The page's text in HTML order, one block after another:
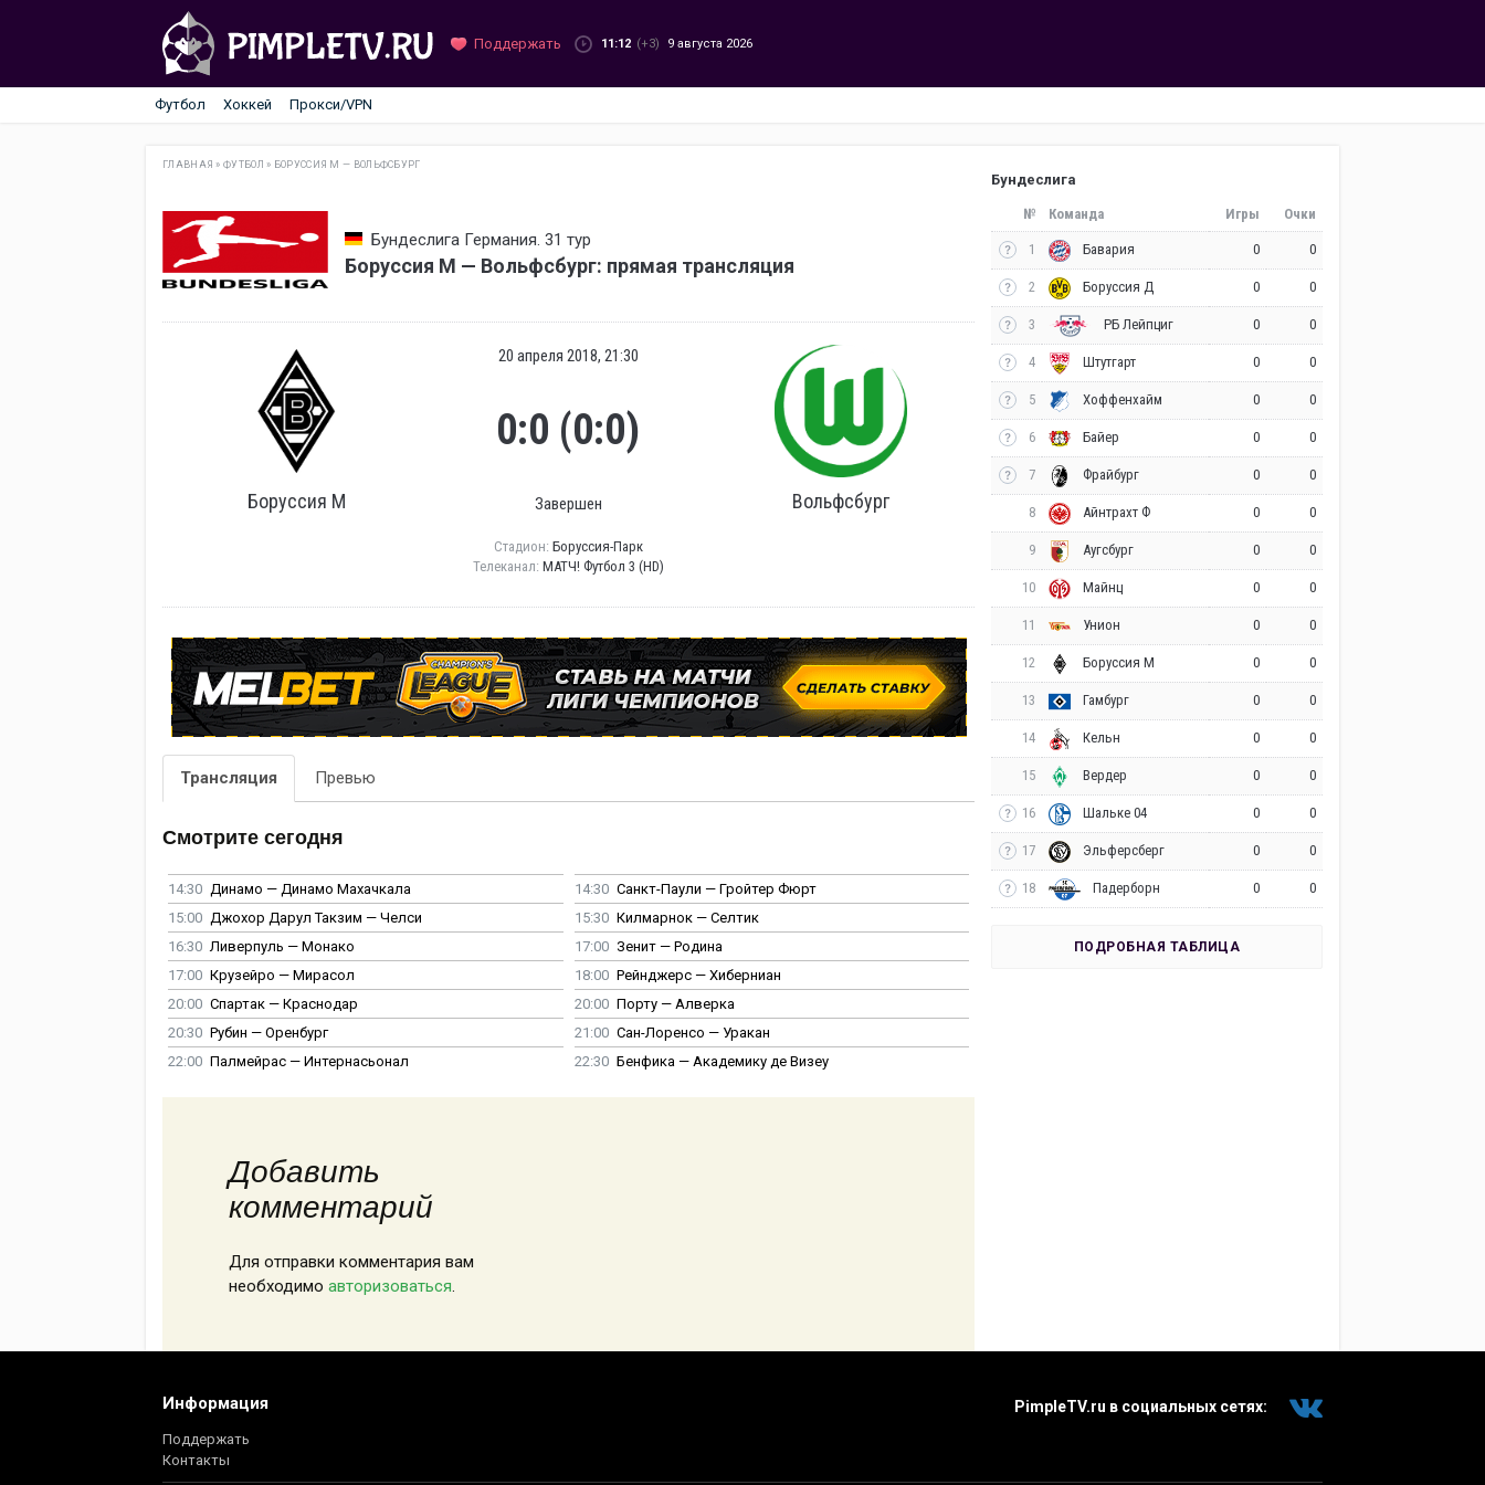
Поддержать 11:12 (+3) 9 августа 2026
Футбол Хоккей Прокси/VPN
ГЛАВНАЯ »ФУТБОЛ » БОРУССИЯ М — ВОЛЬФСБУРГ
Бундеслига Германия. 31 тур
Боруссия М — Вольфсбург: прямая трансляция
Боруссия М
20 апреля 2018, 21:30
0:0 (0:0)
Завершен Вольфсбург
Стадион: Боруссия-Парк
Телеканал: МАТЧ! Футбол 3 (HD)
Трансляция Превью
Смотрите сегодня
14:30 Динамо — Динамо Махачкала 14:30 Санкт-Паули — Гройтер Фюрт
15:00 Джохор Дарул Такзим — Челси 15:30 Килмарнок — Селтик
16:30 Ливерпуль — Монако 17:00 Зенит — Родина
17:00 Крузейро — Мирасол 18:00 Рейнджерс — Хиберниан
20:00 Спартак — Краснодар 20:00 Порту — Алверка
20:30 Рубин — Оренбург 21:00 Сан-Лоренсо — Уракан
22:00 Палмейрас — Интернасьонал 22:30 Бенфика — Академику де Визеу
Добавить
комментарий
Для отправки комментария вам
необходимо авторизоваться.
Бундеслига
№ Команда Игры Очки
1 Бавария 0 0
2 Боруссия Д 0 0
3 РБ Лейпциг 0 0
4 Штутгарт 0 0
5 Хоффенхайм 0 0
6 Байер 0 0
7 Фрайбург 0 0
8 Айнтрахт Ф 0 0
9 Аугсбург 0 0
10 Майнц 0 0
11 Унион 0 0
12 Боруссия М 0 0
13 Гамбург 0 0
14 Кельн 0 0
15 Вердер 0 0
16 Шальке 04 0 0
17 Эльферсберг 0 0
18 Падерборн 0 0
ПОДРОБНАЯ ТАБЛИЦА
Информация
Поддержать
Контакты
PimpleTV.ru в социальных сетях: